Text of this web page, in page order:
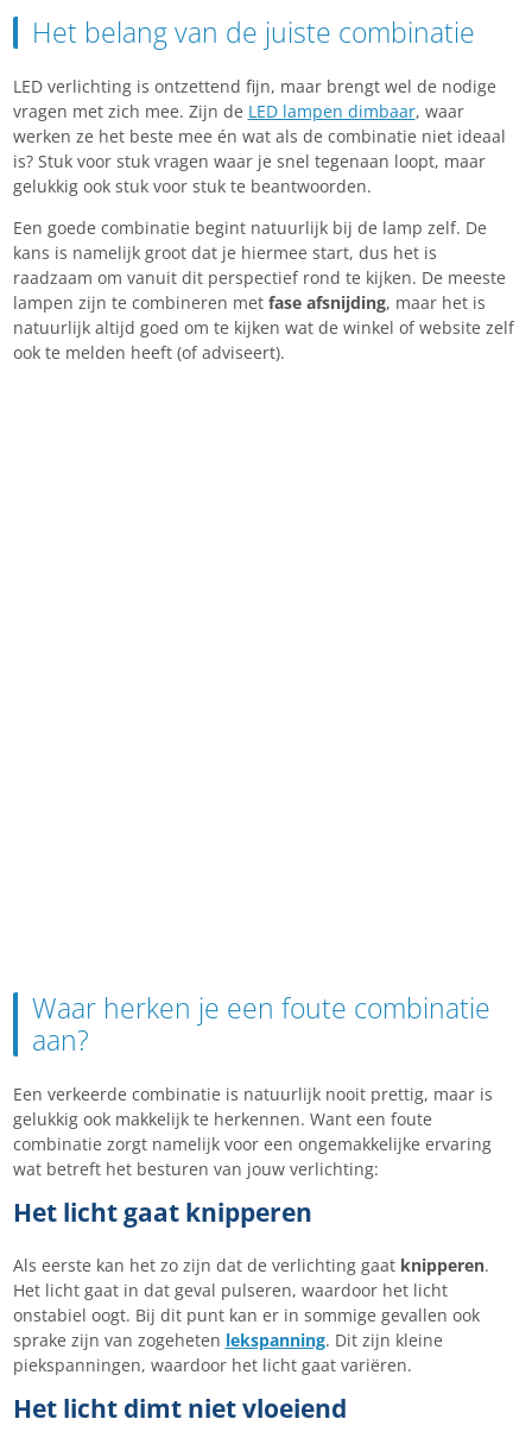
Het belang van de juiste combinatie
LED verlichting is ontzettend fijn, maar brengt wel de nodige
vragen met zich mee. Zijn de LED lampen dimbaar, waar
werken ze het beste mee én wat als de combinatie niet ideaal
is? Stuk voor stuk vragen waar je snel tegenaan loopt, maar
gelukkig ook stuk voor stuk te beantwoorden.
Een goede combinatie begint natuurlijk bij de lamp zelf. De
kans is namelijk groot dat je hiermee start, dus het is
raadzaam om vanuit dit perspectief rond te kijken. De meeste
lampen zijn te combineren met fase afsnijding, maar het is
natuurlijk altijd goed om te kijken wat de winkel of website zelf
ook te melden heeft (of adviseert).
Waar herken je een foute combinatie
aan?
Een verkeerde combinatie is natuurlijk nooit prettig, maar is
gelukkig ook makkelijk te herkennen. Want een foute
combinatie zorgt namelijk voor een ongemakkelijke ervaring
wat betreft het besturen van jouw verlichting:
Het licht gaat knipperen
Als eerste kan het zo zijn dat de verlichting gaat knipperen.
Het licht gaat in dat geval pulseren, waardoor het licht
onstabiel oogt. Bij dit punt kan er in sommige gevallen ook
sprake zijn van zogeheten lekspanning. Dit zijn kleine
piekspanningen, waardoor het licht gaat variëren.
Het licht dimt niet vloeiend